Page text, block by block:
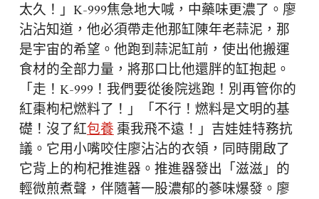
太久！」K-999焦急地大喊，中藥味更濃了。廖
沾沾知道，他必須帶走他那缸陳年老蒜泥，那
是宇宙的希望。他跑到蒜泥缸前，使出他搬運
食材的全部力量，將那口比他還胖的缸抱起。
「走！K-999！我們要從後院逃跑！別再管你的
紅棗枸杞燃料了！」「不行！燃料是文明的基
礎！沒了紅包養 棗我飛不遠！」吉娃娃特務抗
議。它用小嘴咬住廖沾沾的衣領，同時開啟了
它背上的枸杞推進器。推進器發出「滋滋」的
輕微煎煮聲，伴隨著一股濃郁的蔘味爆發。廖